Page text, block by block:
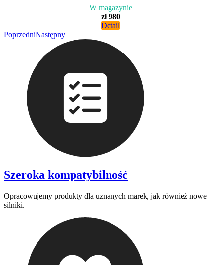
W magazynie
zł 980
Detail
PoprzedniNastępny
Szeroka kompatybilność
Opracowujemy produkty dla uznanych marek, jak również nowe
silniki.